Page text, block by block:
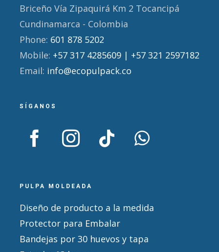
Briceño Vía Zipaquirá Km 2 Tocancipá
Cundinamarca - Colombia
Phone: 601 878 5202
Mobile: +57 317 4285609 | +57 321 2597182
Email: info@ecopulpack.co
SÍGANOS
PULPA MOLDEADA
Diseño de producto a la medida
Protector para Embalar
Bandejas por 30 huevos y tapa